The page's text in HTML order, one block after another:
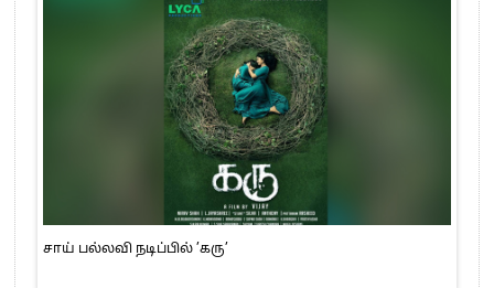
சாய் பல்லவி நடிப்பில் ’கரு’